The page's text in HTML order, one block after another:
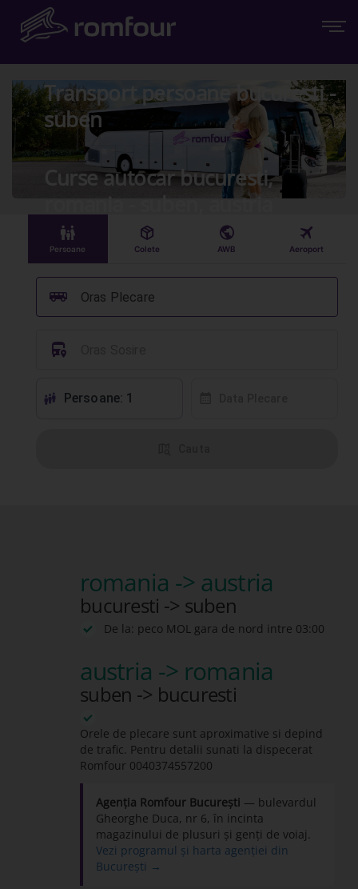
Transport persoane bucuresti -
suben
Curse autocar bucuresti,
romania - suben, austria
󱠣
Persoane
󰏗
Colete
󰇧
AWB
󰀝
Aeroport
Oras Plecare
󰞠
󱈒
󱕱 Persoane: 1
romania -> austria
bucuresti -> suben
De la: peco MOL gara de nord intre 03:00
austria -> romania
suben -> bucuresti
Orele de plecare sunt aproximative si depind
de trafic. Pentru detalii sunati la dispecerat
Romfour 0040374557200
Agenția Romfour București — bulevardul
Gheorghe Duca, nr 6, în incinta
magazinului de plusuri și genți de voiaj.
Vezi programul și harta agenției din
București →